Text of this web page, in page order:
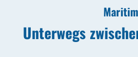
Unterwegs